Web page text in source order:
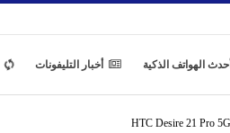
أحدث الهواتف الذكية أخبار التليفونات